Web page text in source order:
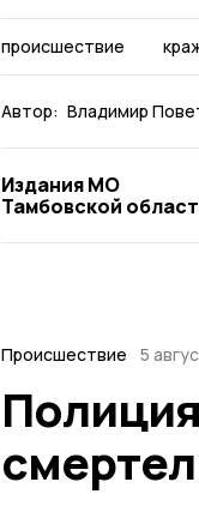
происшествие
Автор: Владимир
Издания МО
Тамбовской
Происшествие 5